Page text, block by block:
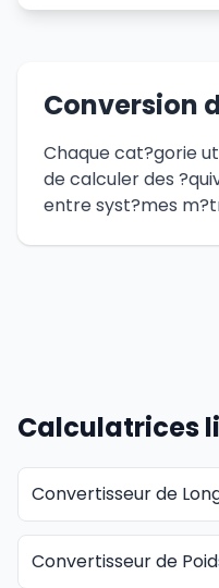
Conversion
Chaque cat?gorie
de calculer des
entre syst?mes
Calculatrices
Convertisseur de
Convertisseur de